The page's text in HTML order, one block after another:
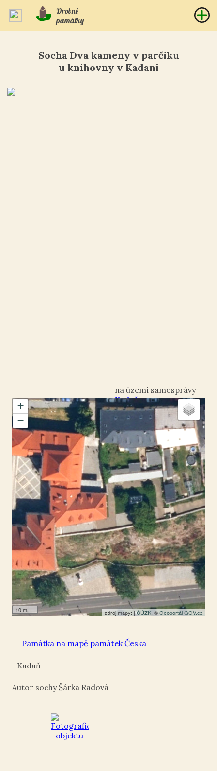
Drobné
památky
Socha Dva kameny v parčíku
u knihovny v Kadani
+
−
10 m zdroj mapy: |ČÚZK, ©Geoportál GOV.cz
Kadaň
okres Chomutov
Kadaň
50.374587,13.270209
Socha
Památka na mapě památek Česka
Kadaň
Autor sochy Šárka Radová